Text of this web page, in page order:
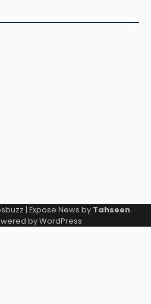
| Expose News by Tahseen
byWordPress